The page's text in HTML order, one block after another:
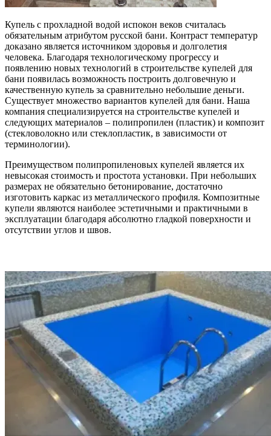
Купель с прохладной водой испокон веков считалась
обязательным атрибутом русской бани. Контраст температур
доказано является источником здоровья и долголетия
человека. Благодаря технологическому прогрессу и
появлению новых технологий в строительстве купелей для
бани появилась возможность построить долговечную и
качественную купель за сравнительно небольшие деньги.
Существует множество вариантов купелей для бани. Наша
компания специализируется на строительстве купелей и
следующих материалов – полипропилен (пластик) и композит
(стекловолокно или стеклопластик, в зависимости от
терминологии).
Преимуществом полипропиленовых купелей является их
невысокая стоимость и простота установки. При небольших
размерах не обязательно бетонирование, достаточно
изготовить каркас из металлического профиля. Композитные
купели являются наиболее эстетичными и практичными в
эксплуатации благодаря абсолютно гладкой поверхности и
отсутствии углов и швов.